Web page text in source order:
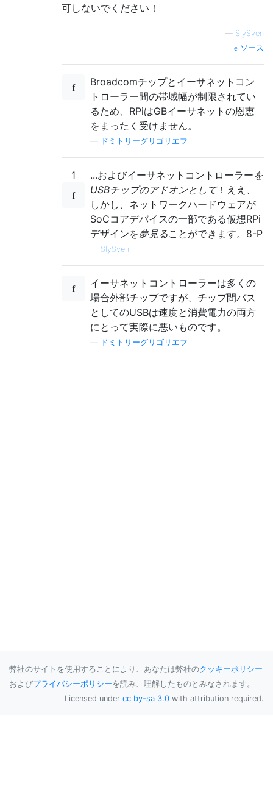
可しないでください！
— SlySven
ソース
Broadcomチップとイーサネットコン
トローラー間の帯域幅が制限されてい
るため、RPiはGBイーサネットの恩恵
をまったく受けません。
ドミトリーグリゴリエフ
1 ...およびイーサネットコントローラーを
USBチップのアドオンとして！ええ、
しかし、ネットワークハードウェアが
SoCコアデバイスの一部である仮想RPi
デザインを夢見ることができます。8-P
— SlySven
イーサネットコントローラーは多くの
場合外部チップですが、チップ間バス
としてのUSBは速度と消費電力の両方
にとって実際に悪いものです。
ドミトリーグリゴリエフ
弊社のサイトを使用することにより、あなたは弊社のクッキーポリシー
およびプライバシーポリシーを読み、理解したものとみなされます。
Licensed under cc by-sa 3.0 with attribution required.